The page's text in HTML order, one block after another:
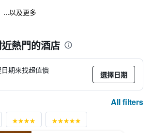
...以及更多
熱門的酒店
期來找超值價
選擇日期
All filters